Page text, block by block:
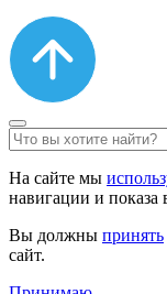
На сайте мы
навигации и показа
Вы должны принять
сайт.